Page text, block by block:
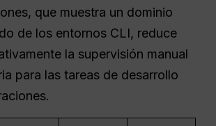
que muestra un dominio
de los entornos CLI, reduce
la supervisión manual
para las tareas de desarrollo